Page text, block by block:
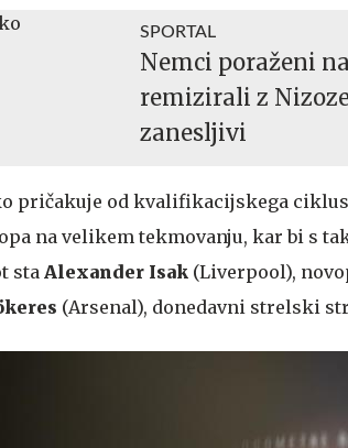
SPORTAL
Nemci poraženi
remizirali z
zanesljivi
pričakuje od kvalifikacijskega
na velikem tekmovanju, kar bi s
sta Alexander Isak (Liverpool),
(Arsenal), donedavni strelski